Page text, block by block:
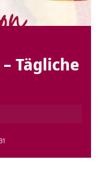
Tägliche